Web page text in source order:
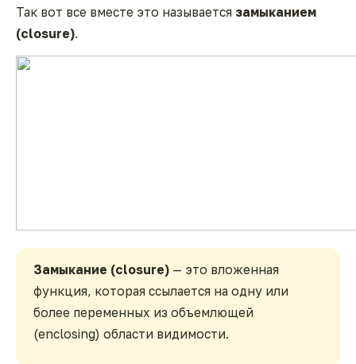
Так вот все вместе это называется замыканием
(closure).
Замыкание (closure) — это вложенная
функция, которая ссылается на одну или
более переменных из объемлющей
(enclosing) области видимости.